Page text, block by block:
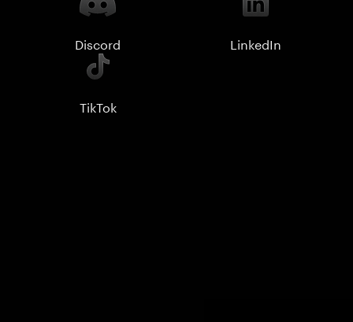
Discord LinkedIn
TikTok